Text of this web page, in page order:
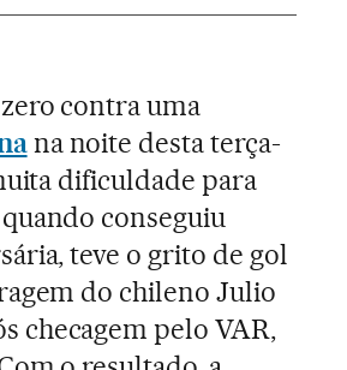
contra uma
na noite desta terça-
dificuldade para
conseguiu
teve o grito de gol
do chileno Julio
checagem pelo VAR,